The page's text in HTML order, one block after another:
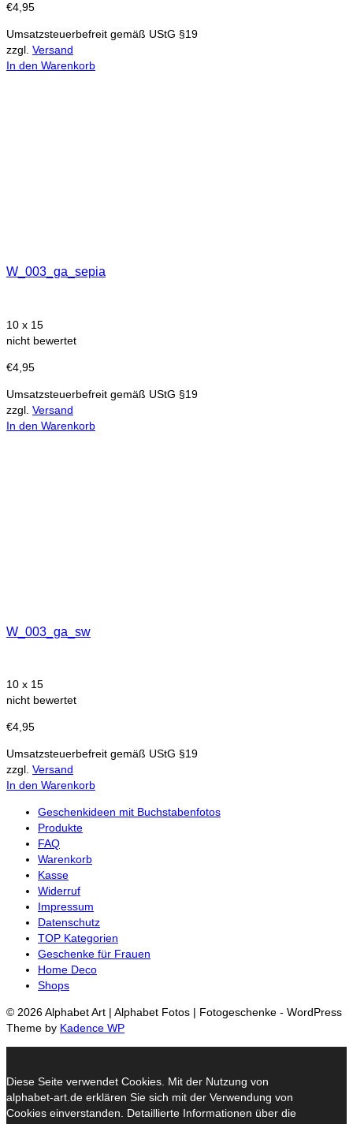
€4,95
Umsatzsteuerbefreit gemäß UStG §19
zzgl. Versand
In den Warenkorb
W_003_ga_sepia
10 x 15
nicht bewertet
€4,95
Umsatzsteuerbefreit gemäß UStG §19
zzgl. Versand
In den Warenkorb
W_003_ga_sw
10 x 15
nicht bewertet
€4,95
Umsatzsteuerbefreit gemäß UStG §19
zzgl. Versand
In den Warenkorb
Geschenkideen mit Buchstabenfotos
Produkte
FAQ
Warenkorb
Kasse
Widerruf
Impressum
Datenschutz
TOP Kategorien
Geschenke für Frauen
Home Deco
Shops
© 2026 Alphabet Art | Alphabet Fotos | Fotogeschenke - WordPress
Theme by Kadence WP
Diese Seite verwendet Cookies. Mit der Nutzung von
alphabet-art.de erklären Sie sich mit der Verwendung von
Cookies einverstanden. Detaillierte Informationen über die